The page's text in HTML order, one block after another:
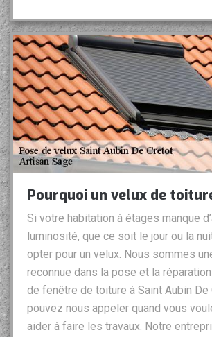
Pourquoi un velux de
Si votre habitation à étages manque
luminosité, que ce soit le jour ou la
opter pour un velux. Nous sommes
reconnue dans la pose et la
de fenêtre de toiture à Saint Aubin De
pouvez nous appeler quand vous
aider à faire les travaux. Notre